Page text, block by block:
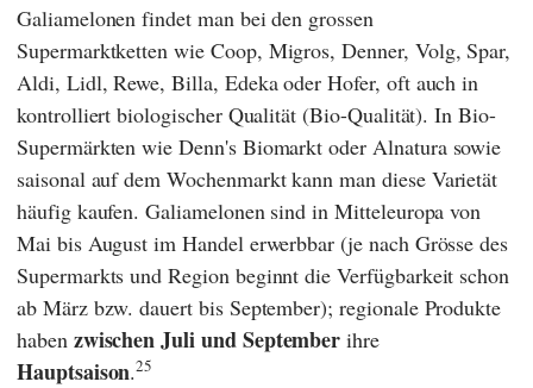
Galiamelonen findet man bei den grossen
Supermarktketten wie Coop, Migros,Denner, Volg,Spar,
Aldi, Lidl,Rewe,Billa, EdekaoderHofer, oft auch in
kontrolliert biologischer Qualität (Bio-Qualität). In Bio-
Supermärkten wieDenn's Biomarkt oder Alnaturasowie
saisonal auf dem Wochenmarkt kann man diese Varietät
häufig kaufen. Galiamelonen sind in Mitteleuropa von
Mai bis August im Handel erwerbbar (je nach Grösse des
Supermarkts und Region beginnt die Verfügbarkeit schon
ab März bzw. dauert bis September); regionale Produkte
haben zwischen Juli und September ihre
Hauptsaison.25